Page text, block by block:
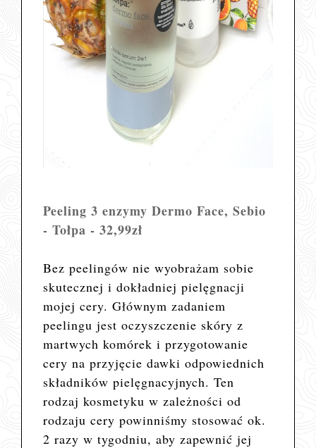
Peeling 3 enzymy Dermo Face, Sebio
- Tołpa - 32,99zł
Bez peelingów nie wyobrażam sobie
skutecznej i dokładniej pielęgnacji
mojej cery. Głównym zadaniem
peelingu jest oczyszczenie skóry z
martwych komórek i przygotowanie
cery na przyjęcie dawki odpowiednich
składników pielęgnacyjnych. Ten
rodzaj kosmetyku w zależności od
rodzaju cery powinniśmy stosować ok.
2 razy w tygodniu, aby zapewnić jej